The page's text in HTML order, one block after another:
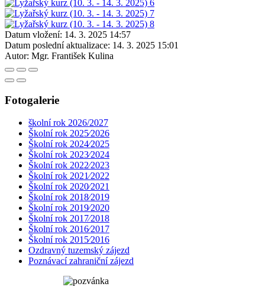
Datum vložení: 14. 3. 2025 14:57
Datum poslední aktualizace: 14. 3. 2025 15:01
Autor: Mgr. František Kulina
Fotogalerie
školní rok 2026/2027
Školní rok 2025⁄2026
Školní rok 2024⁄2025
Školní rok 2023⁄2024
Školní rok 2022⁄2023
Školní rok 2021⁄2022
Školní rok 2020⁄2021
Školní rok 2018⁄2019
Školní rok 2019⁄2020
Školní rok 2017⁄2018
Školní rok 2016⁄2017
Školní rok 2015⁄2016
Ozdravný tuzemský zájezd
Poznávací zahraniční zájezd